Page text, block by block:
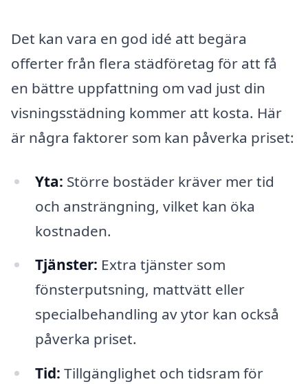
Det kan vara en god idé att begära
offerter från flera städföretag för att få
en bättre uppfattning om vad just din
visningsstädning kommer att kosta. Här
är några faktorer som kan påverka priset:
Yta: Större bostäder kräver mer tid
och ansträngning, vilket kan öka
kostnaden.
Tjänster: Extra tjänster som
fönsterputsning, mattvätt eller
specialbehandling av ytor kan också
påverka priset.
Tid: Tillgänglighet och tidsram för